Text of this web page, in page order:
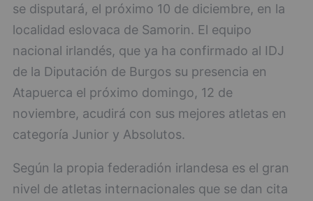
se disputará, el próximo 10 de diciembre, en la
localidad eslovaca de Samorin. El equipo
nacional irlandés, que ya ha confirmado al IDJ
de la Diputación de Burgos su presencia en
Atapuerca el próximo domingo, 12 de
noviembre, acudirá con sus mejores atletas en
categoría Junior y Absolutos.
Según la propia federadión irlandesa es el gran
nivel de atletas internacionales que se dan cita